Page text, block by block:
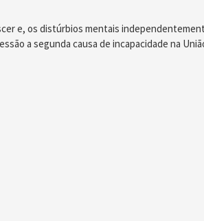
e, os distúrbios mentais
a segunda causa de incapacidade na